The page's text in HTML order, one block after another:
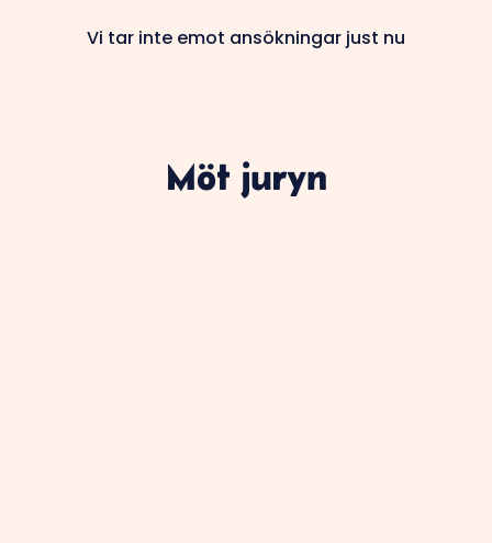
Vi tar inte emot ansökningar just nu
Möt juryn